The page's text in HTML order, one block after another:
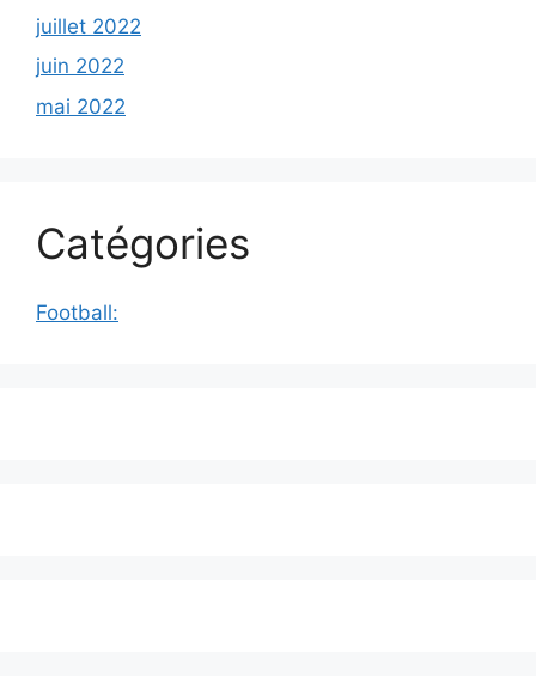
juillet 2022
juin 2022
mai 2022
Catégories
Football: